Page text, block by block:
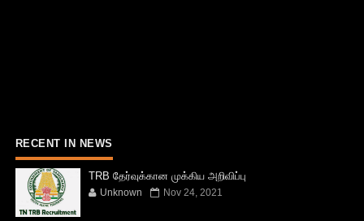
RECENT IN NEWS
TRB தேர்வுக்கான முக்கிய அறிவிப்பு
Unknown Nov 24, 2021